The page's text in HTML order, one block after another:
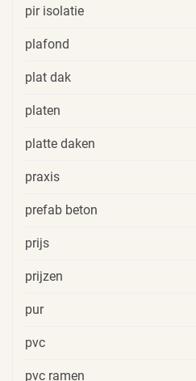
pir isolatie
plafond
plat dak
platen
platte daken
praxis
prefab beton
prijs
prijzen
pur
pvc
pvc ramen